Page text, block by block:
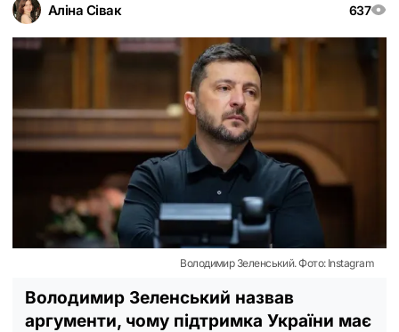
Аліна Сівак 637
Володимир Зеленський. Фото: Instagram
Володимир Зеленський назвав
аргументи, чому підтримка України має